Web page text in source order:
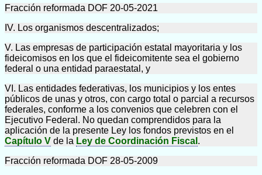
Fracción reformada DOF 20-05-2021
IV. Los organismos descentralizados;
V. Las empresas de participación estatal mayoritaria y los
fideicomisos en los que el fideicomitente sea el gobierno
federal o una entidad paraestatal, y
VI. Las entidades federativas, los municipios y los entes
públicos de unas y otros, con cargo total o parcial a recursos
federales, conforme a los convenios que celebren con el
Ejecutivo Federal. No quedan comprendidos para la
aplicación de la presente Ley los fondos previstos en el
Capítulo V de la Ley de Coordinación Fiscal .
Fracción reformada DOF 28-05-2009